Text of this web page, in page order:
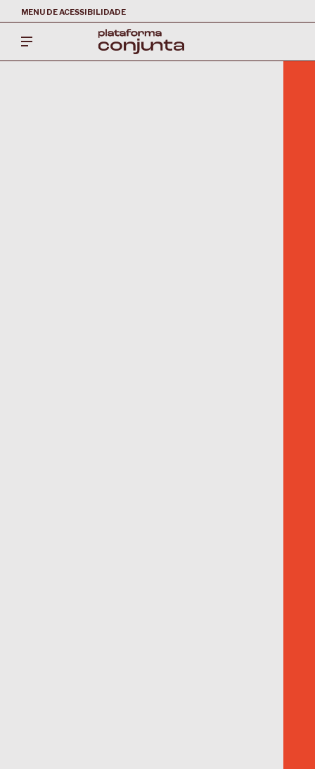
MENU DE ACESSIBILIDADE